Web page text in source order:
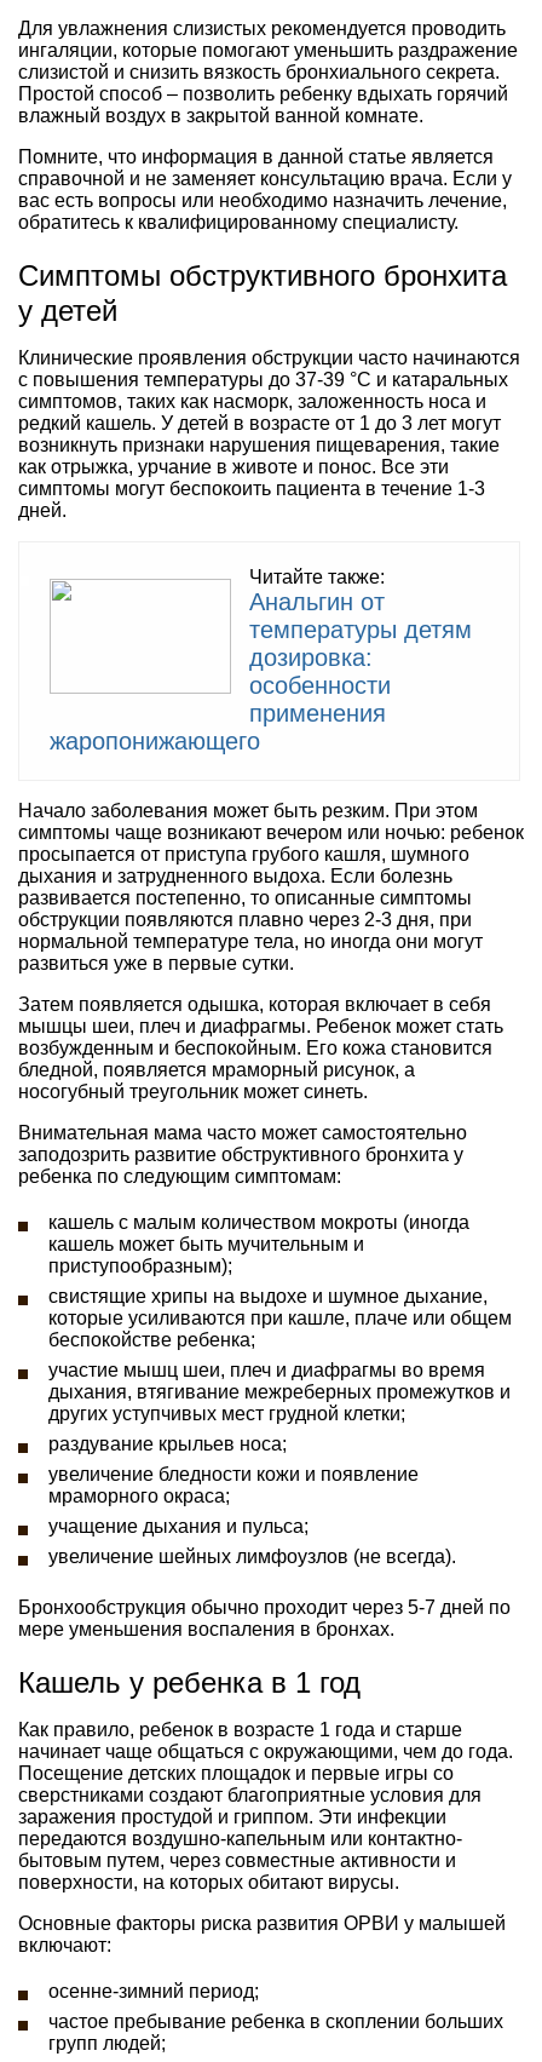
Для увлажнения слизистых рекомендуется проводить
ингаляции, которые помогают уменьшить раздражение
слизистой и снизить вязкость бронхиального секрета.
Простой способ – позволить ребенку вдыхать горячий
влажный воздух в закрытой ванной комнате.
Помните, что информация в данной статье является
справочной и не заменяет консультацию врача. Если у
вас есть вопросы или необходимо назначить лечение,
обратитесь к квалифицированному специалисту.
Симптомы обструктивного бронхита
у детей
Клинические проявления обструкции часто начинаются
с повышения температуры до 37-39 °С и катаральных
симптомов, таких как насморк, заложенность носа и
редкий кашель. У детей в возрасте от 1 до 3 лет могут
возникнуть признаки нарушения пищеварения, такие
как отрыжка, урчание в животе и понос. Все эти
симптомы могут беспокоить пациента в течение 1-3
дней.
Читайте также:
Анальгин от
температуры детям
дозировка:
особенности
применения
жаропонижающего
Начало заболевания может быть резким. При этом
симптомы чаще возникают вечером или ночью: ребенок
просыпается от приступа грубого кашля, шумного
дыхания и затрудненного выдоха. Если болезнь
развивается постепенно, то описанные симптомы
обструкции появляются плавно через 2-3 дня, при
нормальной температуре тела, но иногда они могут
развиться уже в первые сутки.
Затем появляется одышка, которая включает в себя
мышцы шеи, плеч и диафрагмы. Ребенок может стать
возбужденным и беспокойным. Его кожа становится
бледной, появляется мраморный рисунок, а
носогубный треугольник может синеть.
Внимательная мама часто может самостоятельно
заподозрить развитие обструктивного бронхита у
ребенка по следующим симптомам:
кашель с малым количеством мокроты (иногда
кашель может быть мучительным и
приступообразным);
свистящие хрипы на выдохе и шумное дыхание,
которые усиливаются при кашле, плаче или общем
беспокойстве ребенка;
участие мышц шеи, плеч и диафрагмы во время
дыхания, втягивание межреберных промежутков и
других уступчивых мест грудной клетки;
раздувание крыльев носа;
увеличение бледности кожи и появление
мраморного окраса;
учащение дыхания и пульса;
увеличение шейных лимфоузлов (не всегда).
Бронхообструкция обычно проходит через 5-7 дней по
мере уменьшения воспаления в бронхах.
Кашель у ребенка в 1 год
Как правило, ребенок в возрасте 1 года и старше
начинает чаще общаться с окружающими, чем до года.
Посещение детских площадок и первые игры со
сверстниками создают благоприятные условия для
заражения простудой и гриппом. Эти инфекции
передаются воздушно-капельным или контактно-
бытовым путем, через совместные активности и
поверхности, на которых обитают вирусы.
Основные факторы риска развития ОРВИ у малышей
включают:
осенне-зимний период;
частое пребывание ребенка в скоплении больших
групп людей;